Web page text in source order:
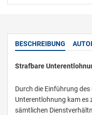
BESCHREIBUNG
Strafbare
Durch die Einführung
Unterentlohnung kam es
sämtlichen